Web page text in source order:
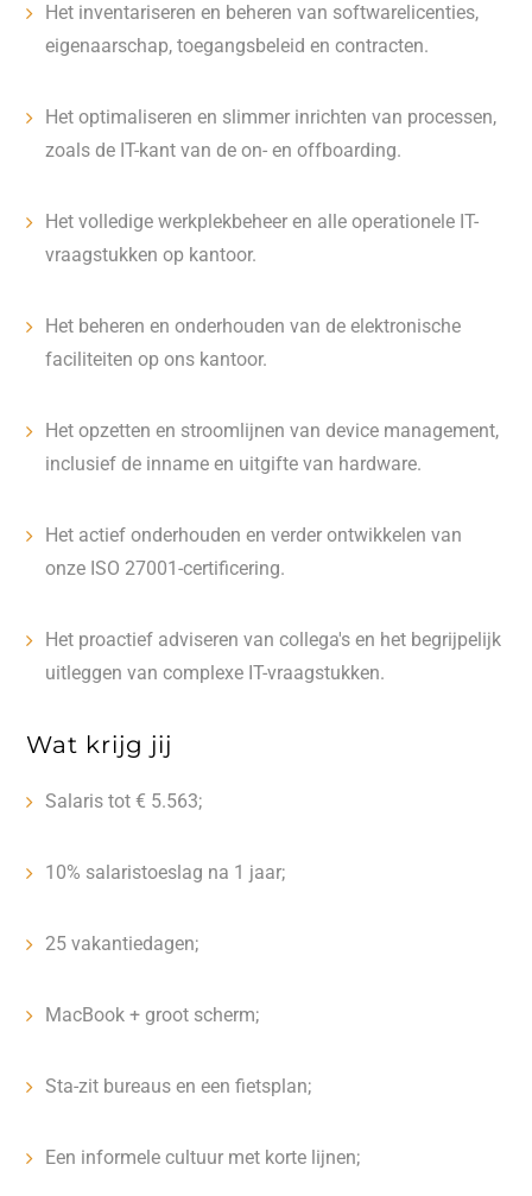
Het inventariseren en beheren van softwarelicenties,
eigenaarschap, toegangsbeleid en contracten.
Het optimaliseren en slimmer inrichten van processen,
zoals de IT-kant van de on- en offboarding.
Het volledige werkplekbeheer en alle operationele IT-
vraagstukken op kantoor.
Het beheren en onderhouden van de elektronische
faciliteiten op ons kantoor.
Het opzetten en stroomlijnen van device management,
inclusief de inname en uitgifte van hardware.
Het actief onderhouden en verder ontwikkelen van
onze ISO 27001-certificering.
Het proactief adviseren van collega's en het begrijpelijk
uitleggen van complexe IT-vraagstukken.
Wat krijg jij
Salaris tot € 5.563;
10% salaristoeslag na 1 jaar;
25 vakantiedagen;
MacBook + groot scherm;
Sta-zit bureaus en een fietsplan;
Een informele cultuur met korte lijnen;